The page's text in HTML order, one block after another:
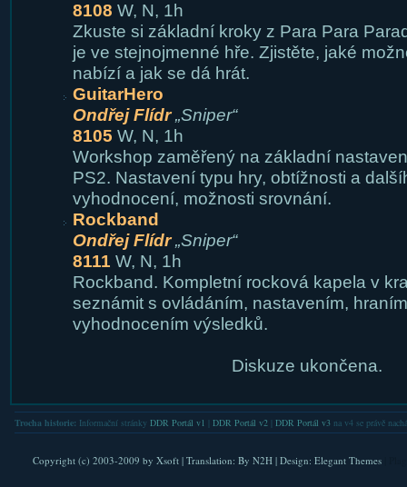
8108 W, N, 1h
Zkuste si základní kroky z Para Para
je ve stejnojmenné hře. Zjistěte, jaké
nabízí a jak se dá hrát.
GuitarHero
Ondřej Flídr „Sniper“
8105 W, N, 1h
Workshop zaměřený na základní
PS2. Nastavení typu hry, obtížnosti a
vyhodnocení, možnosti srovnání.
Rockband
Ondřej Flídr „Sniper“
8111 W, N, 1h
Rockband. Kompletní rocková kapela v
seznámit s ovládáním, nastavením,
vyhodnocením výsledků.
Diskuze ukončena.
Trocha historie: Informační stránky DDR Portál v1 DDR Portál v2| DDR Portál v3na v4 se právě
Copyright (c) 2003-2009 by Xsoft| Translation: By N2H| Design: Elegant Themes